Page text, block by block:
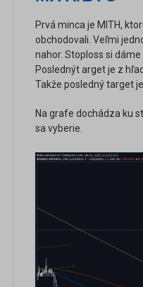
Prvá minca je MITH,
obchodovali. Veľmi
nahor. Stoploss si
Poslednýt arget je z
Takže posledný target
Na grafe dochádza ku
sa vyberie.